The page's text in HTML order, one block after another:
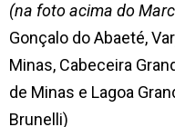
(na foto acima do
Gonçalo do Abaeté,
Minas, Cabeceira
de Minas e Lagoa
Brunelli)